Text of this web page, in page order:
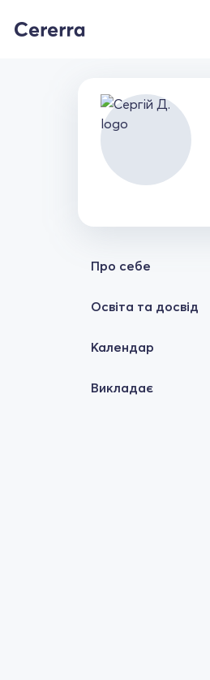
Про себе
Освіта та досвід
Календар
Викладає